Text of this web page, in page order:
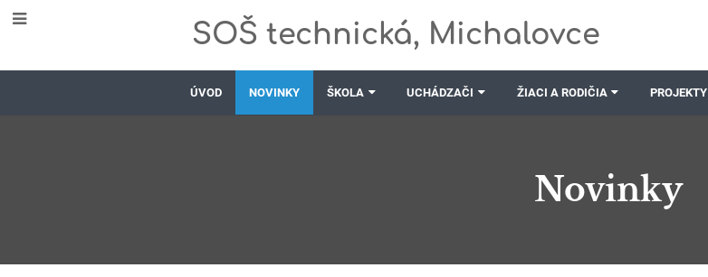
SOŠ technická, Michalovce
ÚVOD NOVINKY ŠKOLA UCHÁDZAČI ŽIACI A RODIČIA PROJEKTY
Novinky